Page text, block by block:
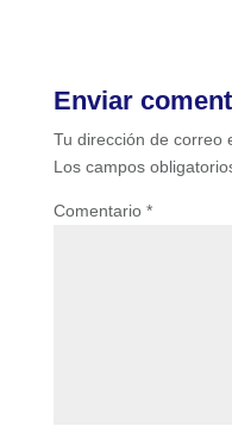
Enviar
Tu dirección de correo
Los campos
Comentario *